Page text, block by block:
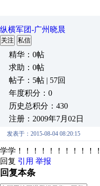
纵横军团-广州晓晨
关注 私信
精华：0帖
求助：0帖
帖子：5帖 | 57回
年度积分：0
历史总积分：430
注册：2009年7月02日
发表于：2015-08-04 08:20:15
学学！！！！！！！！！！
回复 引用 举报
回复本条